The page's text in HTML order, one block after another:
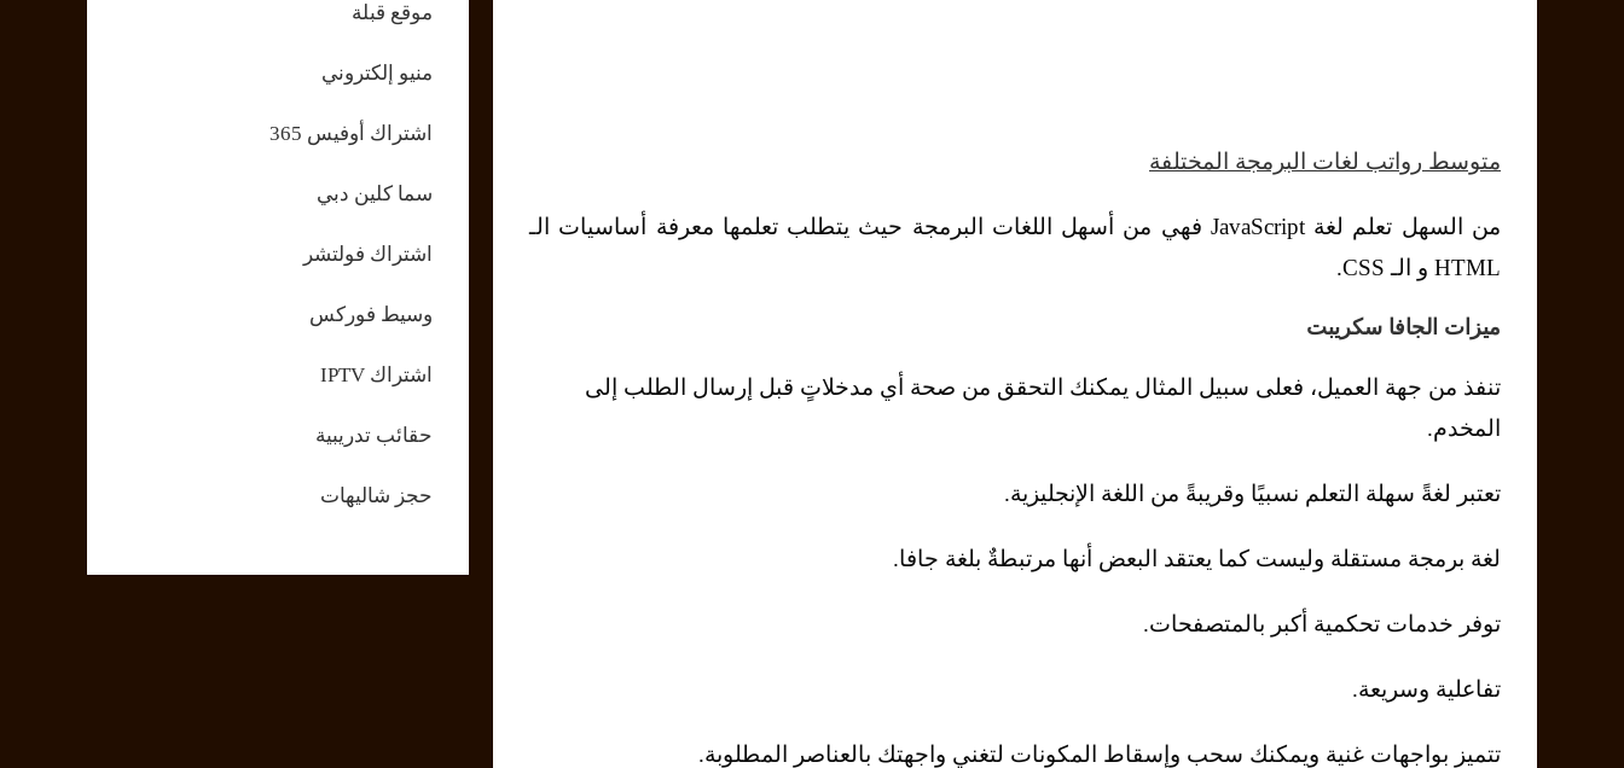
متوسط رواتب لغات البرمجة المختلفة
من السهل تعلم لغة JavaScript فهي من أسهل اللغات البرمجة حيث يتطلب تعلمها معرفة أساسيات الـ
HTML و الـ CSS.
ميزات الجافا سكريبت
تنفذ من جهة العميل، فعلى سبيل المثال يمكنك التحقق من صحة أي مدخلاتٍ قبل إرسال الطلب إلى
المخدم.
تعتبر لغةً سهلة التعلم نسبيًا وقريبةً من اللغة الإنجليزية.
لغة برمجة مستقلة وليست كما يعتقد البعض أنها مرتبطةٌ بلغة جافا.
توفر خدمات تحكمية أكبر بالمتصفحات.
تفاعلية وسريعة.
تتميز بواجهات غنية ويمكنك سحب وإسقاط المكونات لتغني واجهتك بالعناصر المطلوبة.
موقع قبلة
منيو إلكتروني
اشتراك أوفيس 365
سما كلين دبي
اشتراك فولتشر
وسيط فوركس
اشتراك IPTV
حقائب تدريبية
حجز شاليهات